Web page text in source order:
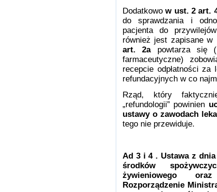
Dodatkowow ust. 2 art.
do sprawdzania i
pacjenta do
również jest zapisane
art. 2apowtarza się
farmaceutyczne)
recepcie odpłatności
refundacyjnych w co
Rząd, który
„refundologii” powinien
ustawy o zawodach
tego nie przewiduje.
Ad 3 i 4 . Ustawa z
środków
żywieniowego
Rozporządzenie